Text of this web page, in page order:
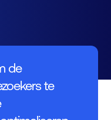
de
te